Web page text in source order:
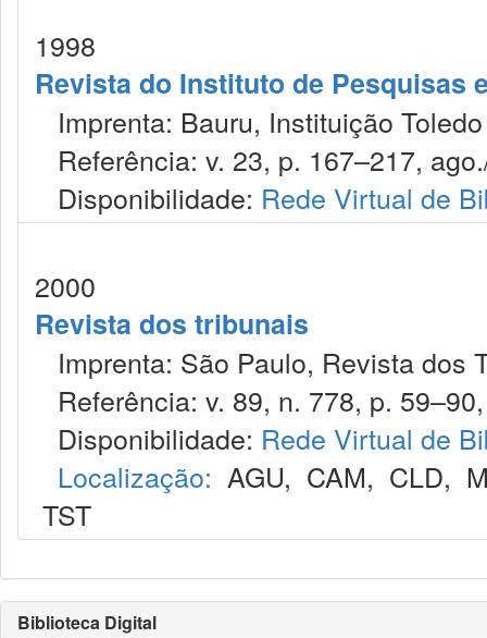
1998
Revista do Instituto de Pesquisas
Imprenta: Bauru, Instituição
Referência: v. 23, p. 167–217,
Disponibilidade: Rede Virtual de
2000
Revista dos tribunais
Imprenta: São Paulo, Revista dos
Referência: v. 89, n. 778, p.
Disponibilidade: Rede Virtual de
Localização: AGU, CAM, CLD,
TST
Biblioteca Digital